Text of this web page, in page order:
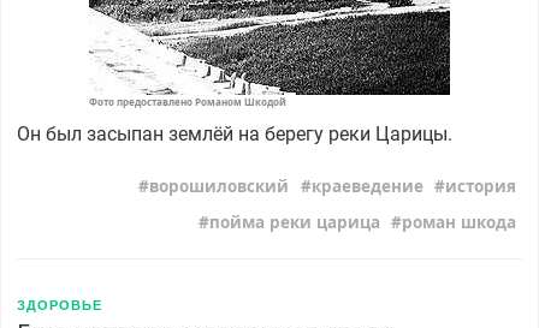
Фото предоставлено Романом Шкодой
Он был засыпан землёй на берегу реки Царицы.
ворошиловский краеведение
история
пойма реки царица
роман шкода
ЗДОРОВЬЕ